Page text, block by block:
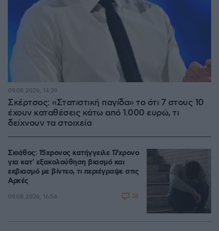
Σκέρτσος: «Στατιστική παγίδα» το ότι 7 στους 10
έχουν καταθέσεις κάτω από 1.000 ευρώ, τι
δείχνουν τα στοιχεία
09.08.2026, 14:39
Σκιάθος: 15χρονος κατήγγειλε 17χρονο
για κατ' εξακολούθηση βιασμό και
εκβιασμό με βίντεο, τι περιέγραψε στις
Αρχές
09.08.2026, 16:54 38